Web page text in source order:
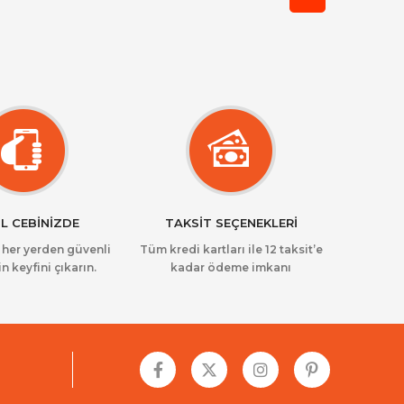
CEBİNİZDE
yerden güvenli
keyfini çıkarın.
TAKSİT SEÇENEKLERİ
Tüm kredi kartları ile 12 taksit’e
kadar ödeme imkanı